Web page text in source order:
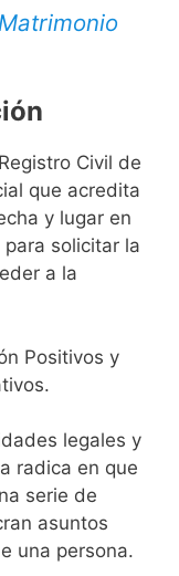
Civil de
que acredita
y lugar en
solicitar la
a la
Positivos y
legales y
radica en que
serie de
asuntos
una persona.